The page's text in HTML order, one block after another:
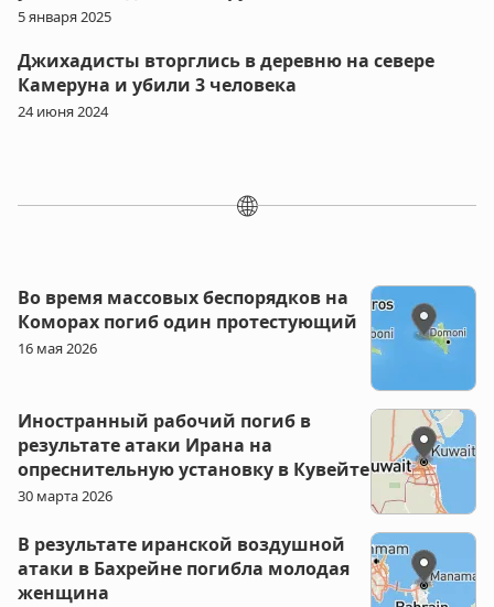
5 января 2025
Джихадисты вторглись в деревню на севере
Камеруна и убили 3 человека
24 июня 2024
🌐
Во время массовых беспорядков на
Коморах погиб один протестующий
16 мая 2026
Иностранный рабочий погиб в
результате атаки Ирана на
опреснительную установку в Кувейте
30 марта 2026
В результате иранской воздушной
атаки в Бахрейне погибла молодая
женщина